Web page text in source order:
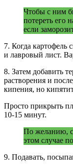
Чтобы с ним
потереть его
если
7. Когда картофель
и лавровый лист.
8. Затем добавить
растворения и
кипения, но
Просто прикрыть
10-15 минут.
По желанию,
этом случае
9. Подавать,